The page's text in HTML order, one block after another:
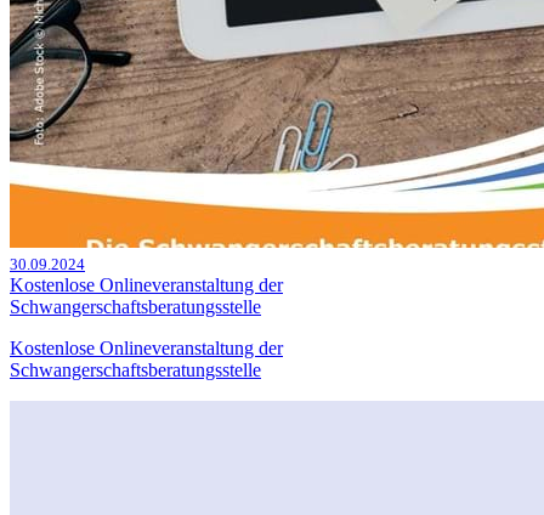
30.09.2024
Kostenlose Onlineveranstaltung der
Schwangerschaftsberatungsstelle
Kostenlose Onlineveranstaltung der
Schwangerschaftsberatungsstelle